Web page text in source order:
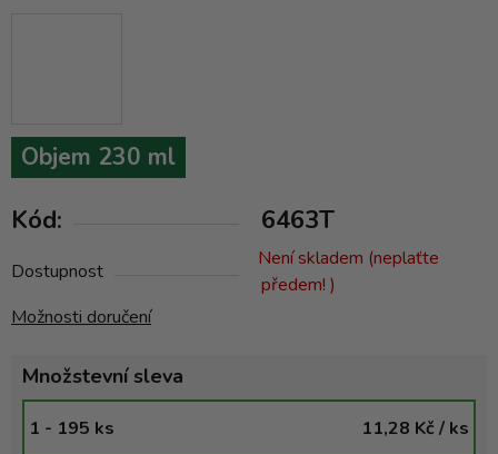
Objem 230 ml
Kód: 6463T
Dostupnost
Není skladem (neplaťte
předem! )
Možnosti doručení
Množstevní sleva
1 - 195 ks 11,28 Kč/ ks